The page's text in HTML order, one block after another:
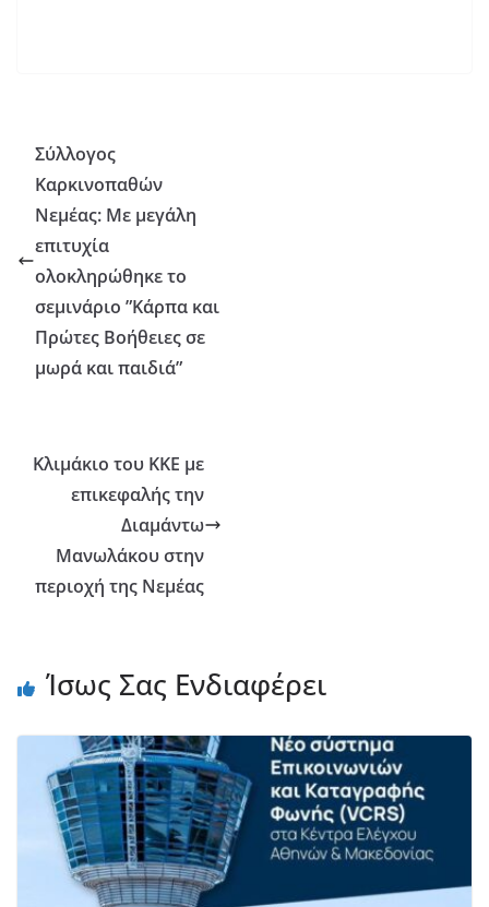
Σύλλογος
Καρκινοπαθών
Νεμέας: Με μεγάλη
επιτυχία
ολοκληρώθηκε το
σεμινάριο ”Κάρπα και
Πρώτες Βοήθειες σε
μωρά και παιδιά”
Κλιμάκιο του ΚΚΕ με
επικεφαλής την
Διαμάντω
Μανωλάκου στην
περιοχή της Νεμέας
Ίσως Σας Ενδιαφέρει